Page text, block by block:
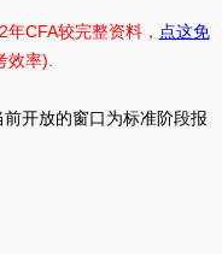
CFA较完整资料， 点这免
效率).
开放的窗口为标准阶段报